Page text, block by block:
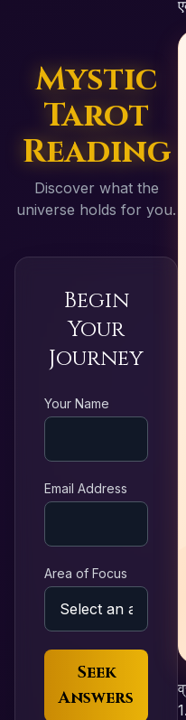
Mystic
Tarot
Reading
Discover what the
universe holds for you.
Begin
Your
Journey
Your Name
Email Address
Area of Focus
Seek
Answers